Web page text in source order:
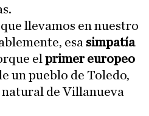
llevamos en nuestro
esa simpatía
el primer europeo
un pueblo de Toledo,
natural de Villanueva